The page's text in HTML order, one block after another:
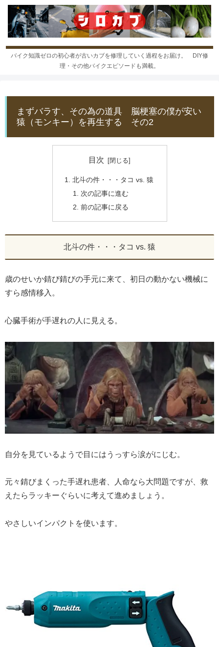
バイク知識ゼロの初心者が古いカブを修理していく過程をお届け。 DIY修
理・その他バイクエピソードも満載。
まずバラす、その為の道具 脳梗塞の僕が安い
猿（モンキー）を再生する その2
目次
北斗の件・・・タコ vs. 猿
次の記事に進む
前の記事に戻る
北斗の件・・・タコ vs. 猿
歳のせいか錆び錆びの手元に来て、初日の動かない機械に
すら感情移入。
心臓手術が手遅れの人に見える。
自分を見ているようで目にはうっすら涙がにじむ。
元々錆びまくった手遅れ患者、人命なら大問題ですが、救
えたらラッキーぐらいに考えて進めましょう。
やさしいインパクトを使います。